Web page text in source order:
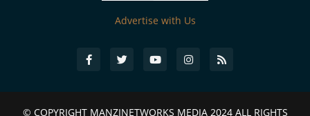
Advertise with Us
© COPYRIGHT MANZINETWORKS MEDIA 2024ALL RIGHTS